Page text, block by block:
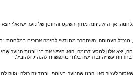
אך היא ניזונה מתוך השקט והחוסן של נוער ישראלי יוצא
עשייה ובדרישה בלתי מתפשרת להנהיג ולהוביל.